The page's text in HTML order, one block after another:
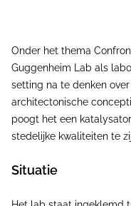
Onder het thema
Guggenheim Lab als
setting na te denken
architectonische
poogt het een
stedelijke kwaliteiten te
Situatie